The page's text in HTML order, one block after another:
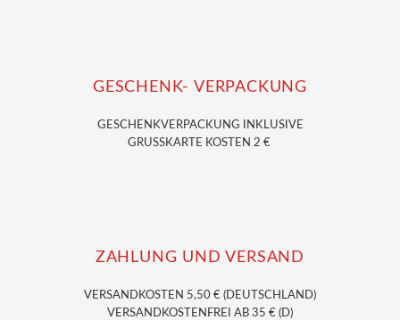
GESCHENK- VERPACKUNG
GESCHENKVERPACKUNG
INKLUSIVE
GRUSSKARTE KOSTEN 2 €
ZAHLUNG UND VERSAND
VERSANDKOSTEN 5,50 € (DEUTSCHLAND)
VERSANDKOSTENFREI AB 35 € (D)